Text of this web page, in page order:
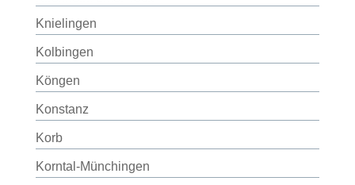
Knielingen
Kolbingen
Köngen
Konstanz
Korb
Korntal-Münchingen